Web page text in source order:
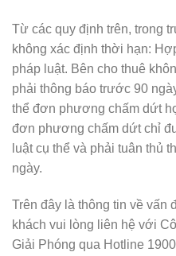
Từ các quy định trên, trong
không xác định thời hạn:
pháp luật. Bên cho thuê
phải thông báo trước 90
thể đơn phương chấm dứt
đơn phương chấm dứt chỉ
luật cụ thể và phải tuân thủ
ngày.
Trên đây là thông tin về vấn
khách vui lòng liên hệ với
Giải Phóng qua Hotline